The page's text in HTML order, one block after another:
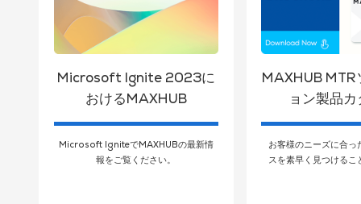
Microsoft Ignite 2023に
おけるMAXHUB
Microsoft IgniteでMAXHUBの最新情
報をご覧ください。
MAXHUB MTR
ョン製品
お客様のニーズに合っ
スを素早く見つけるこ